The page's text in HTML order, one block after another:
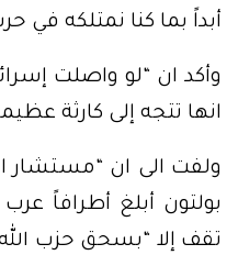
أبداً بما كنا نمتلكه في حرب
وأكد ان “لو واصلت
انها تتجه إلى كارثة
ولفت الى ان “مستشار
بولتون أبلغ أطرافاً
تقف إلا “بسحق حزب